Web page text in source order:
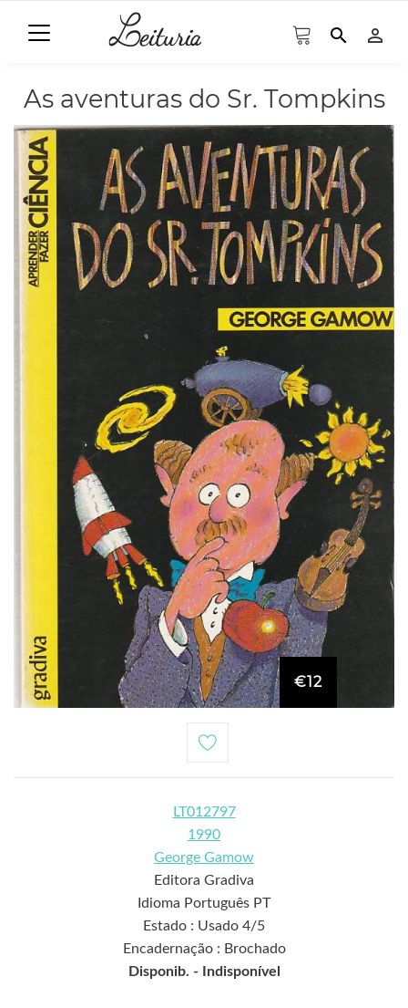
search person_outline
As aventuras do Sr. Tompkins
€12
LT012797
1990
George Gamow
Editora Gradiva
Idioma Português PT
Estado : Usado 4/5
Encadernação : Brochado
Disponib. -
Indisponível